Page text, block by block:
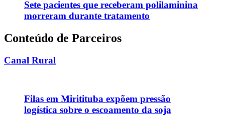
Sete pacientes que receberam polilaminina
morreram durante tratamento
Conteúdo de Parceiros
Canal Rural
Filas em Miritituba expõem pressão
logística sobre o escoamento da soja